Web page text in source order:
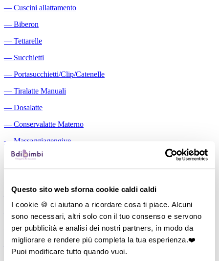
Questo sito web sforna cookie caldi caldi
I cookie 🍪 ci aiutano a ricordare cosa ti piace. Alcuni
sono necessari, altri solo con il tuo consenso e servono
per pubblicità e analisi dei nostri partners, in modo da
migliorare e rendere più completa la tua esperienza.❤️
Puoi modificare tutto quando vuoi.
― Cuscini allattamento
― Biberon
― Tettarelle
― Succhietti
― Portasucchietti/Clip/Catenelle
― Tiralatte Manuali
― Dosalatte
― Conservalatte Materno
― Massaggiagengive
Pappa
Tazze
―Posate/Cucchiai
Set pappa